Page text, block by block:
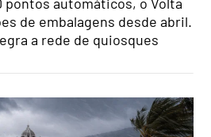
de embalagens desde abril.
a rede de quiosques